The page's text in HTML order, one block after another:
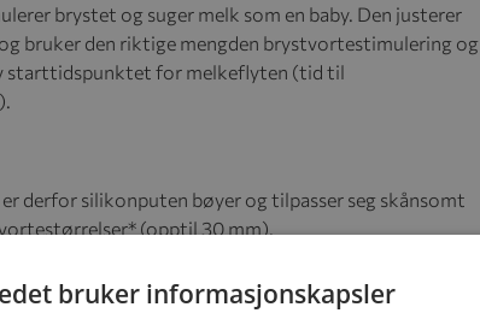
brystet og suger melk som en baby. Den justerer
bruker den riktige mengden brystvortestimulering og
starttidspunktet for melkeflyten (tid til
derfor silikonputen bøyer og tilpasser seg skånsomt
(opptil 30 mm).
bruker informasjonskapsler